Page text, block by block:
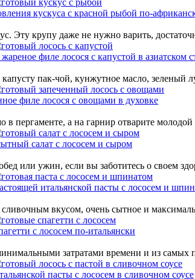
кускуса с красной рыбой по-
Эту крупу даже не нужно варить,
филе лосося с капустой в азиатском
пак-чой, кунжутное масло, зеленый
филе лосося с овощами в духовке
в пергаменте, а на гарнир отварите
салат с лососем и сыром
или ужин, если вы заботитесь о своем
итальянской пасты с лососем и
вкусом, очень сытное и
с лососем по-итальянски
затратами времени и из
пасты с лососем в сливочном соусе